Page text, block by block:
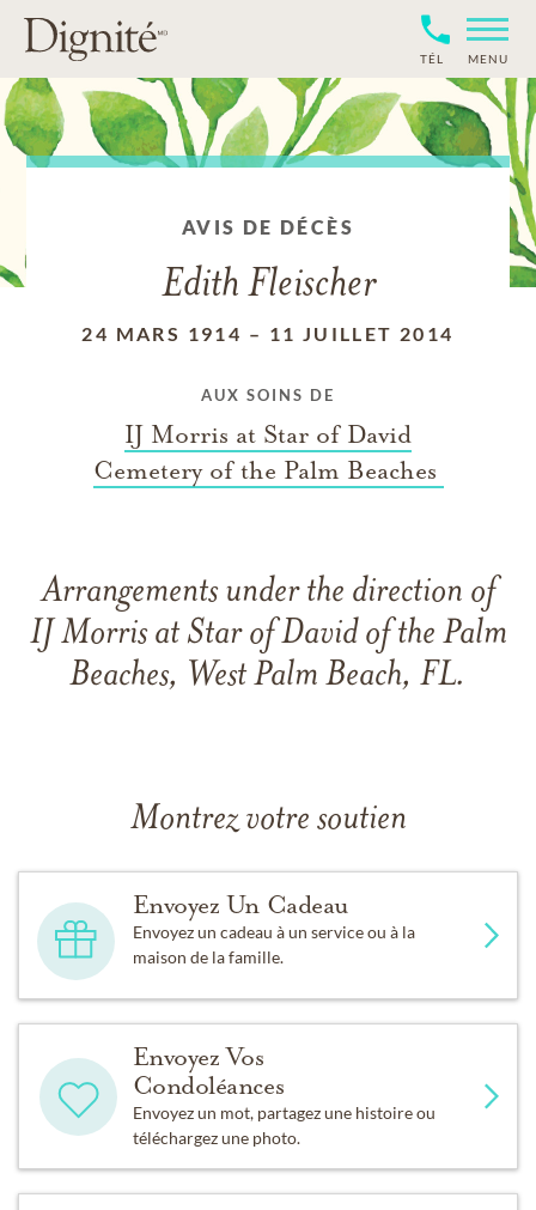
TÉL MENU
AVIS DE DÉCÈS
Edith Fleischer
24 MARS 1914 – 11 JUILLET 2014
AUX SOINS DE
IJ Morris at Star of David
Cemetery of the Palm Beaches
Arrangements under the direction of
IJ Morris at Star of David of the Palm
Beaches, West Palm Beach, FL.
Montrez votre soutien
Envoyez Un Cadeau
Envoyez un cadeau à un service ou à la
maison de la famille.
Envoyez Vos
Condoléances
Envoyez un mot, partagez une histoire ou
téléchargez une photo.